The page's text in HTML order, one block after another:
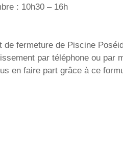
: 10h30 – 16h
de fermeture de Piscine
par téléphone ou
en faire part grâce à ce